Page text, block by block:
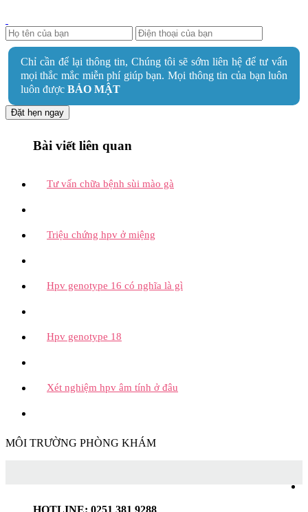
Chỉ cần để lại thông tin, Chúng tôi sẽ sớm liên hệ để tư vấn
mọi thắc mắc miễn phí giúp bạn. Mọi thông tin của bạn luôn
luôn được BẢO MẬT
Đặt hẹn ngay
Bài viết liên quan
Tư vấn chữa bệnh sùi mào gà
Triệu chứng hpv ở miệng
Hpv genotype 16 có nghĩa là gì
Hpv genotype 18
Xét nghiệm hpv âm tính ở đâu
MÔI TRƯỜNG PHÒNG KHÁM
HOTLINE: 0251 381 9288